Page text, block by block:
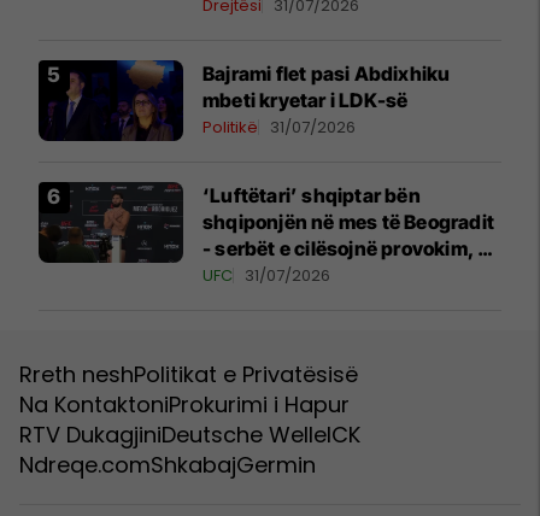
Drejtësi 31/07/2026
Bajrami flet pasi Abdixhiku
mbeti kryetar i LDK-së
Politikë 31/07/2026
‘Luftëtari’ shqiptar bën
shqiponjën në mes të Beogradit
- serbët e cilësojnë provokim, ai
e cilëson simbol të identitetit
UFC 31/07/2026
Rreth neshPolitikat e Privatësisë
Na KontaktoniProkurimi i Hapur
RTV DukagjiniDeutsche WelleICK
Ndreqe.comShkabajGermin